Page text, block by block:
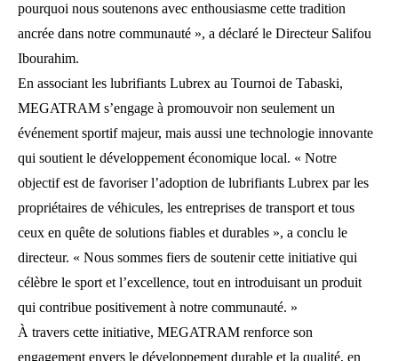
pourquoi nous soutenons avec enthousiasme cette tradition
ancrée dans notre communauté », a déclaré le Directeur Salifou
Ibourahim.
En associant les lubrifiants Lubrex au Tournoi de Tabaski,
MEGATRAM s’engage à promouvoir non seulement un
événement sportif majeur, mais aussi une technologie innovante
qui soutient le développement économique local. « Notre
objectif est de favoriser l’adoption de lubrifiants Lubrex par les
propriétaires de véhicules, les entreprises de transport et tous
ceux en quête de solutions fiables et durables », a conclu le
directeur. « Nous sommes fiers de soutenir cette initiative qui
célèbre le sport et l’excellence, tout en introduisant un produit
qui contribue positivement à notre communauté. »
À travers cette initiative, MEGATRAM renforce son
engagement envers le développement durable et la qualité, en